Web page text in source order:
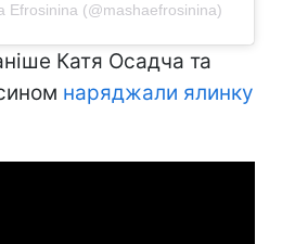
Efrosinina (@mashaefrosinina)
Катя Осадча та
наряджали ялинку